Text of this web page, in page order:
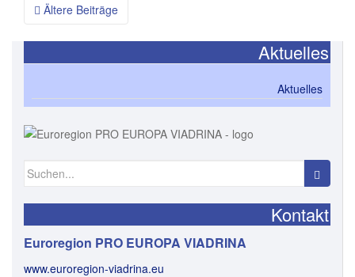
Beitragsnavigation
Ältere Beiträge
Aktuelles
Aktuelles
Suchen nach:
Kontakt
Euroregion PRO EUROPA VIADRINA
www.euroregion-viadrina.eu